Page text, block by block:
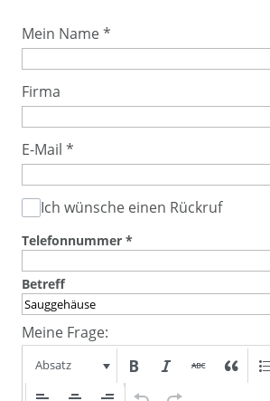
Mein Name*
Firma
E-Mail *
Ich wünsche einen Rückruf
Telefonnummer *
Betreff
Meine Frage:
Absatz